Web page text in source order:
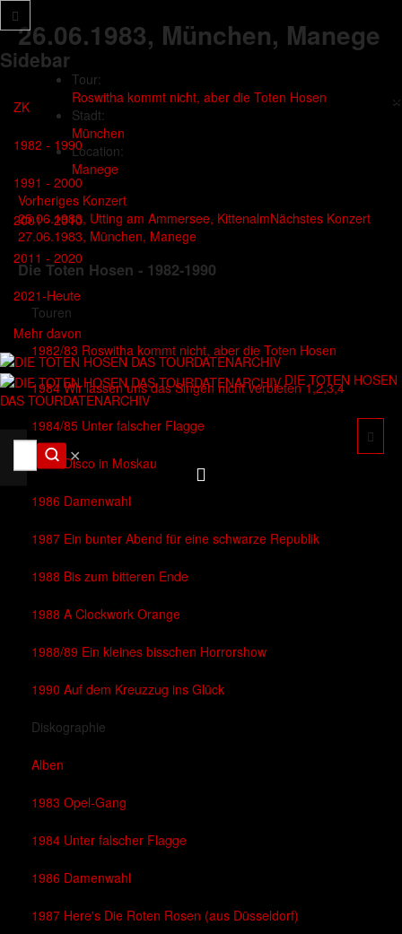
Sidebar
×
ZK
1982 - 1990
1991 - 2000
2001 - 2010
2011 - 2020
2021-Heute
Mehr davon
DIE TOTEN HOSEN
DAS TOURDATENARCHIV
✕
26.06.1983, München, Manege
Tour:
Roswitha kommt nicht, aber die Toten Hosen
Stadt:
München
Location:
Manege
Vorheriges Konzert
25.06.1983, Utting am Ammersee, KittenalmNächstes Konzert
27.06.1983, München, Manege
Die Toten Hosen - 1982-1990
Touren
1982/83 Roswitha kommt nicht, aber die Toten Hosen
1984 Wir lassen uns das Singen nicht verbieten 1,2,3,4
1984/85 Unter falscher Flagge
1985 Disco in Moskau
1986 Damenwahl
1987 Ein bunter Abend für eine schwarze Republik
1988 Bis zum bitteren Ende
1988 A Clockwork Orange
1988/89 Ein kleines bisschen Horrorshow
1990 Auf dem Kreuzzug ins Glück
Diskographie
Alben
1983 Opel-Gang
1984 Unter falscher Flagge
1986 Damenwahl
1987 Here's Die Roten Rosen (aus Düsseldorf)